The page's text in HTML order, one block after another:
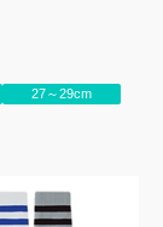
27～29cm